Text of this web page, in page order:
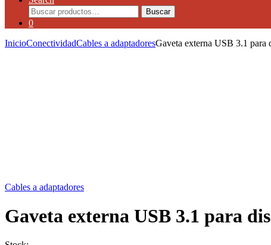
Buscar
0
InicioConectividadCables a adaptadoresGaveta externa USB 3.1
Cables a adaptadores
Gaveta externa USB 3.1 para